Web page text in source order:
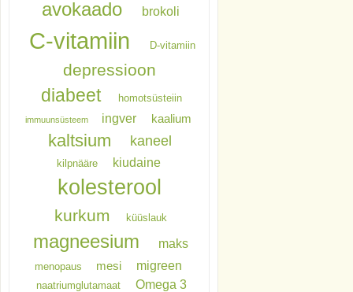
avokaado brokoli
C-vitamiin D-vitamiin
depressioon
diabeet homotsüsteiin
immuunsüsteem ingver kaalium
kaltsium kaneel
kilpnääre kiudaine
kolesterool
kurkum küüslauk
magneesium maks
menopaus mesi migreen
naatriumglutamaat
Omega 3